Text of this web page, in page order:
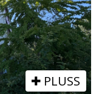
PLUSS